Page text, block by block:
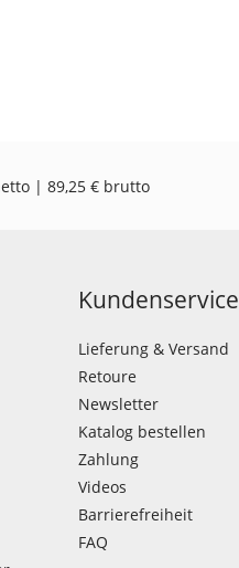
| 89,25 € brutto
Kundenservice
Lieferung & Versand
Retoure
Newsletter
Katalog bestellen
Zahlung
Videos
Barrierefreiheit
FAQ